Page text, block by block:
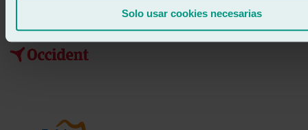
Solo usar cookies necesarias